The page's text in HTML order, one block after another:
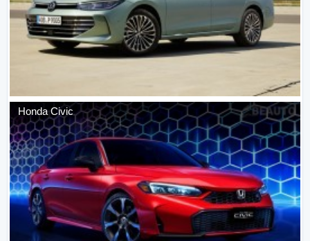
Honda Civic